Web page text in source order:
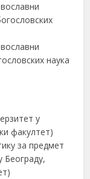
наука
у
факултет)
за предмет
Београду,